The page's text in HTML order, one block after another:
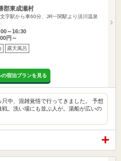
郡東成瀬村
字駅から車60分、JR一関駅より須川温泉
～16:30
円～
露天風呂
宿泊プランを見る
只中、混雑覚悟で行ってきました。 予想
戦。洗い場にも並ぶ人が。湯船が広いの